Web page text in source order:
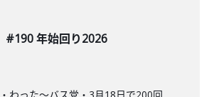
#190 年始回り2026